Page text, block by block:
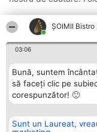
ȘOIMII
03:06
Bună, suntem
să faceți clic pe
corespunzător! 🙂
Sunt un Laureat,
Organizator Ranking